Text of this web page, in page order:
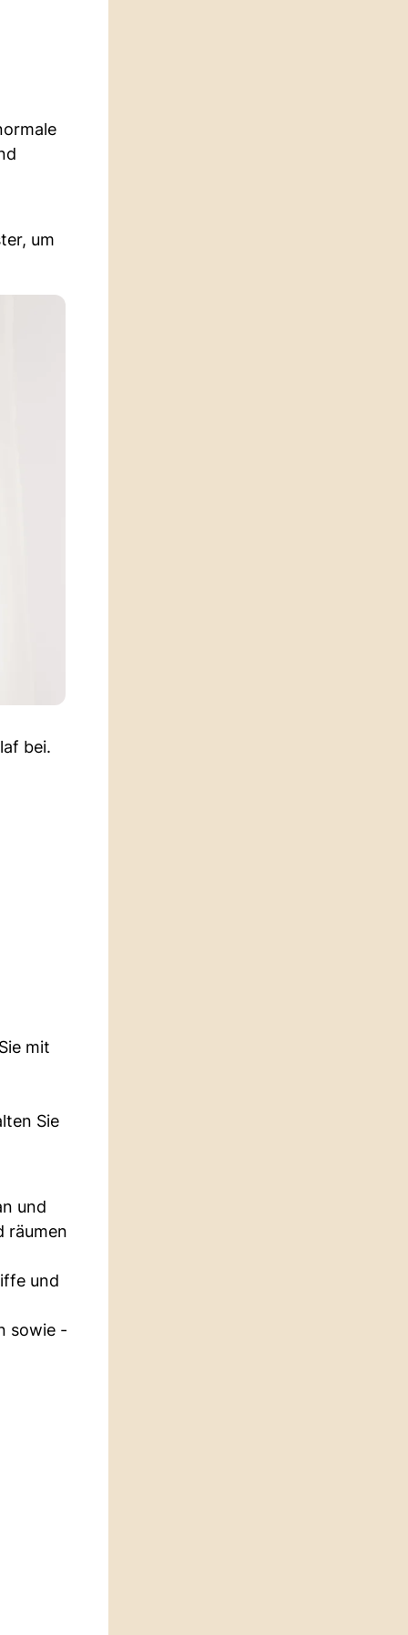
um
bei.
mit
Sie
und
räumen
und
sowie -